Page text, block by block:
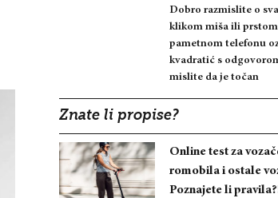
Dobro razmislite o
klikom miša ili
pametnom telefonu
kvadratić s
mislite da je točan
Znate li propise?
Online test za
romobila i ostale
Poznajete li